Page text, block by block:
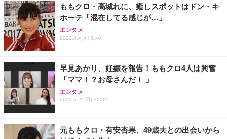
ももクロ・高城れに、癒しスポットはドン・キ
ホーテ「混在してる感じが…」
エンタメ
2022.8.4(木) 6:40
早見あかり、妊娠を報告！ももクロ4人は興奮
「ママ！？お母さんだ！ 」
エンタメ
2020.5.24(日) 22:32
元ももクロ・有安杏果、49歳夫との出会いから